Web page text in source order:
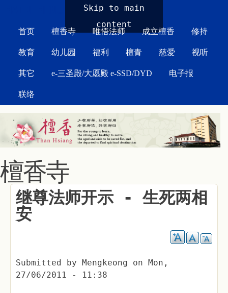
Skip to main
content
首页 檀香寺 唯悟法师 成立檀香 修持
教育 幼儿园 福利 檀青 慈爱 视听
其它 e-三圣殿/大愿殿 e-SSD/DYD 电子报
联络
檀香寺
继尊法师开示 - 生死两相
安
Submitted by Mengkeong on Mon,
27/06/2011 - 11:38